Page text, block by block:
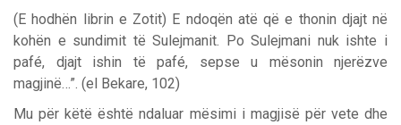
(E hodhën librin e Zotit) E ndoqën atë që e thonin djajt në
kohën e sundimit të Sulejmanit. Po Sulejmani nuk ishte i
pafé, djajt ishin të pafé, sepse u mësonin njerëzve
magjinë…”. (el Bekare, 102)
Mu për këtë është ndaluar mësimi i magjisë për vete dhe